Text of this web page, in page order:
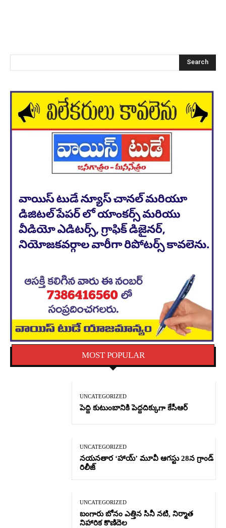
Search
MOST POPULAR
UNCATEGORIZED
పెద్ది కుటుంబానికి పెద్దదిక్కుగా కేసీఆర్
UNCATEGORIZED
నయనతార ‘హాయ్’ మూవీ ఆగస్టు 28న గ్రాండ్
రిలీజ్
UNCATEGORIZED
బంగారు బోనం ఎత్తిన సినీ నటి, నిర్మాత
నిహారిక కొణిదెల